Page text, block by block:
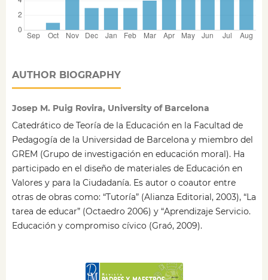
AUTHOR BIOGRAPHY
Josep M. Puig Rovira, University of Barcelona
Catedrático de Teoría de la Educación en la Facultad de
Pedagogía de la Universidad de Barcelona y miembro del
GREM (Grupo de investigación en educación moral). Ha
participado en el diseño de materiales de Educación en
Valores y para la Ciudadanía. Es autor o coautor entre
otras de obras como: “Tutoría” (Alianza Editorial, 2003), “La
tarea de educar” (Octaedro 2006) y “Aprendizaje Servicio.
Educación y compromiso cívico (Graó, 2009).